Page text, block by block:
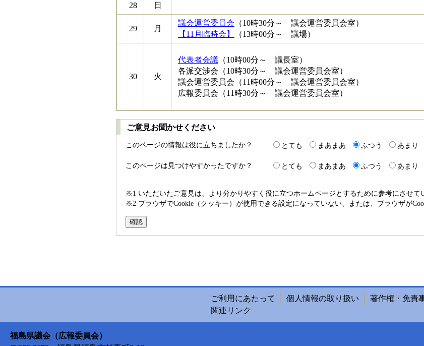
28 日
29 月
議会運営委員会 （10時30分～ 議会運営委員会室）
【11月臨時会】
（13時00分～ 議場）
30 火
代表者会議 （10時00分～ 議長室）
各派交渉会（10時30分～ 議会運営委員会室）
議会運営委員会（11時00分～ 議会運営委員会室）
広報委員会（11時30分～ 議会運営委員会室）
ご意見お聞かせください
このページの情報は役に立ちましたか？ とても まあまあ ふつう あまり
このページは見つけやすかったですか？
とても まあまあ ふつう あまり
※1 いただいたご意見は、より分かりやすく役に立つホームページとするために参考にさせて
※2 ブラウザでCookie（クッキー）が使用できる設定になっていない、または、ブラウザが
ご利用にあたって 個人情報の取り扱い
著作権・免責
関連リンク
福島県議会（広報委員会）